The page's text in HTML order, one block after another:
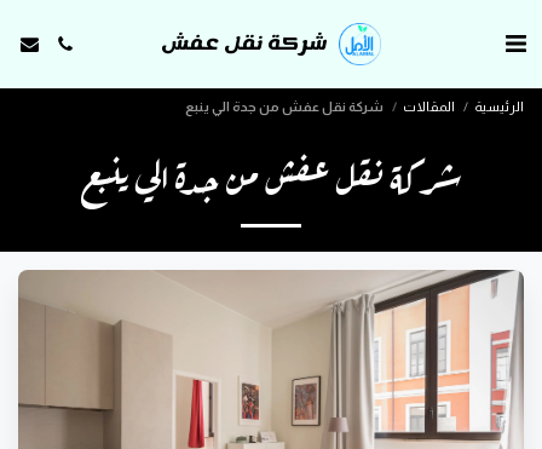
شركة نقل عفش
الرئيسية المقالات شركة نقل عفش من جدة الي ينبع
شركة نقل عفش من جدة الي ينبع